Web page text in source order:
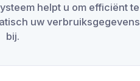
helpt u om efficiënt te
uw verbruiksgegevens
bij.